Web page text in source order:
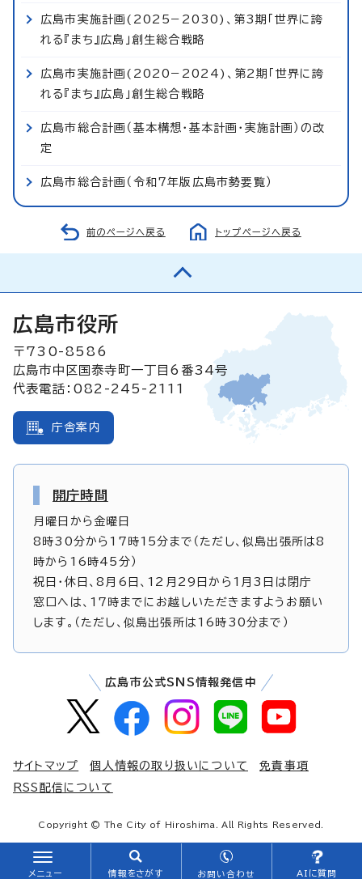
広島市実施計画(2025−2030)、第3期「世界に誇
れる『まち』広島」創生総合戦略
広島市実施計画(2020−2024)、第2期「世界に誇
れる『まち』広島」創生総合戦略
広島市総合計画（基本構想・基本計画・実施計画）の改
定
広島市総合計画（令和7年版広島市勢要覧）
前のページへ戻る トップページへ戻る
メニュー 情報をさがす お問い合わせ AIに質問
広島市役所
〒730-8586
広島市中区国泰寺町一丁目6番34号
代表電話：082-245-2111
庁舎案内
開庁時間
月曜日から金曜日
8時30分から17時15分まで（ただし、似島出張所は8
時から16時45分）
祝日・休日、8月6日、12月29日から1月3日は閉庁
窓口へは、17時までにお越しいただきますようお願い
します。（ただし、似島出張所は16時30分まで）
広島市公式SNS情報発信中
サイトマップ 個人情報の取り扱いについて
免責事項
RSS配信について
Copyright © The City of Hiroshima. All Rights Reserved.